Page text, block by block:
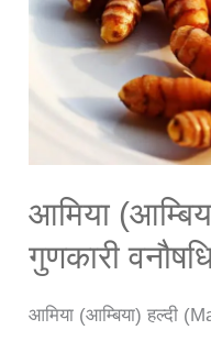
15
उपयोगी
आमिया
गुणकारी
आमिया (आम्बिया) हल्दी